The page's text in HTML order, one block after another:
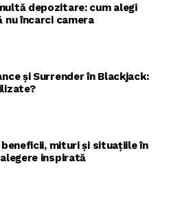
depozitare: cum alegi
nu încarci camera
și Surrender în Blackjack:
mituri și situațiile în
inspirată